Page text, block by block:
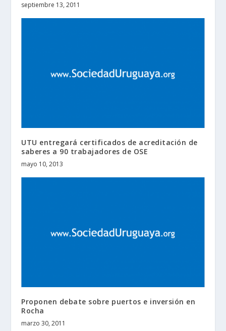
septiembre 13, 2011
UTU entregará certificados de acreditación de
saberes a 90 trabajadores de OSE
mayo 10, 2013
Proponen debate sobre puertos e inversión en
Rocha
marzo 30, 2011